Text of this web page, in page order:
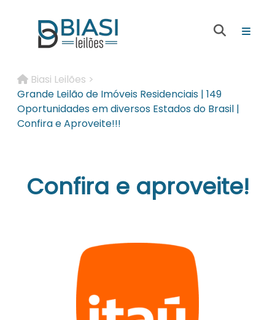
Biasi Leilões >
Grande Leilão de Imóveis Residenciais | 149
Oportunidades em diversos Estados do Brasil |
Confira e Aproveite!!!
Confira e aproveite!